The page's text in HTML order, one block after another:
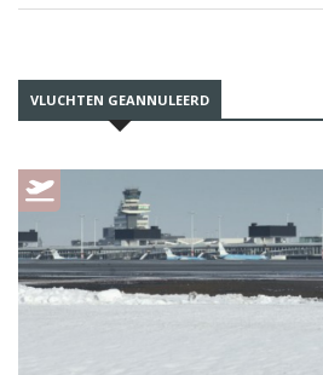
VLUCHTEN GEANNULEERD